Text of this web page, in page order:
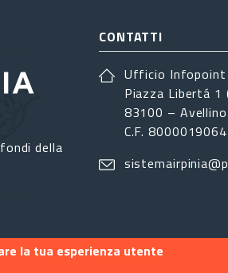
della
CONTATTI
Ufficio Infopoint
Piazza Libertá 1
83100 – Avellino
C.F.
la tua esperienza utente